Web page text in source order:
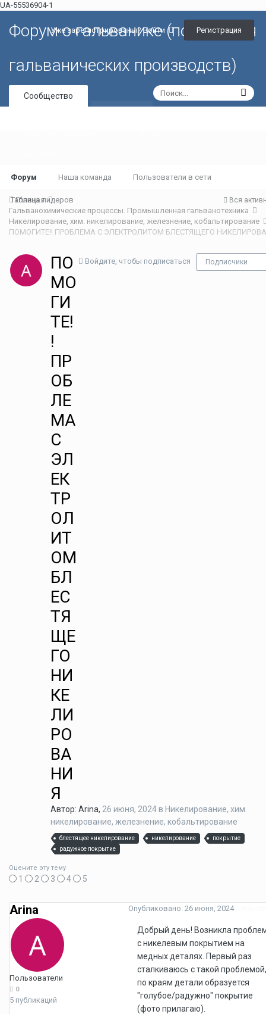
UA-55536904-1
Форум о гальванике (портал для
гальванических производств)
Уже зарегистрированы? Войти Регистрация
Сообщество
Форум Наша команда Пользователи в сети
Таблица лидеров Вся
Главная
Гальванохимические процессы. Промышленная гальванотехника
Никелирование, хим. никелирование, железнение, кобальтирование
ПОМОГИТЕ!! ПРОБЛЕМА С ЭЛЕКТРОЛИТОМ БЛЕСТЯЩЕГО
Войдите, чтобы подписаться Подписчики
ПО
МО
ГИ
ТЕ!
!
ПР
ОБ
ЛЕ
МА
С
ЭЛ
ЕК
ТР
ОЛ
ИТ
ОМ
БЛ
ЕС
ТЯ
ЩЕ
ГО
НИ
КЕ
ЛИ
РО
ВА
НИ
Я
Автор: Arina, 26 июня, 2024в Никелирование, хим.
никелирование, железнение, кобальтирование
блестящее никелирование никелирование
покрытие
радужное покрытие
Оцените эту тему
1 2 3 4 5
Arina
Пользователи
0
5 публикаций
Опубликовано: 26 июня, 2024
Добрый день! Возникла
с никелевым покрытием на
медных деталях. Первый раз
сталкиваюсь с такой проблемой,
по краям детали образуется
"голубое/радужно" покрытие
(фото прилагаю).